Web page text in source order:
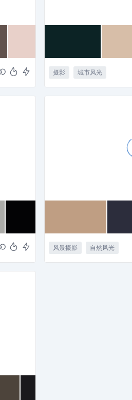
摄影 城市风光
风景摄影 自然风光